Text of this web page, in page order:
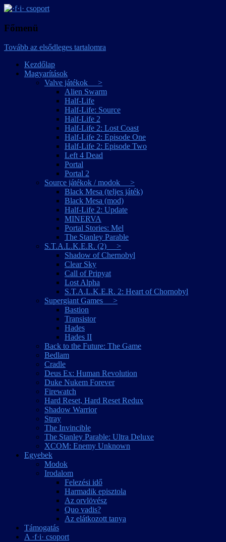
·f·i· csoport
Főmenü
Tovább az elsődleges tartalomra
Kezdőlap
Magyarítások
Valve játékok >
Alien Swarm
Half-Life
Half-Life: Source
Half-Life 2
Half-Life 2: Lost Coast
Half-Life 2: Episode One
Half-Life 2: Episode Two
Left 4 Dead
Portal
Portal 2
Source játékok / modok >
Black Mesa (teljes játék)
Black Mesa (mod)
Half-Life 2: Update
MINERVA
Portal Stories: Mel
The Stanley Parable
S.T.A.L.K.E.R. (2) >
Shadow of Chernobyl
Clear Sky
Call of Pripyat
Lost Alpha
S.T.A.L.K.E.R. 2: Heart of Chornobyl
Supergiant Games >
Bastion
Transistor
Hades
Hades II
Back to the Future: The Game
Bedlam
Cradle
Deus Ex: Human Revolution
Duke Nukem Forever
Firewatch
Hard Reset, Hard Reset Redux
Shadow Warrior
Stray
The Invincible
The Stanley Parable: Ultra Deluxe
XCOM: Enemy Unknown
Egyebek
Modok
Irodalom
Felezési idő
Harmadik episztola
Az orvlövész
Quo vadis?
Az elátkozott tanya
Támogatás
A ·f·i· csoport